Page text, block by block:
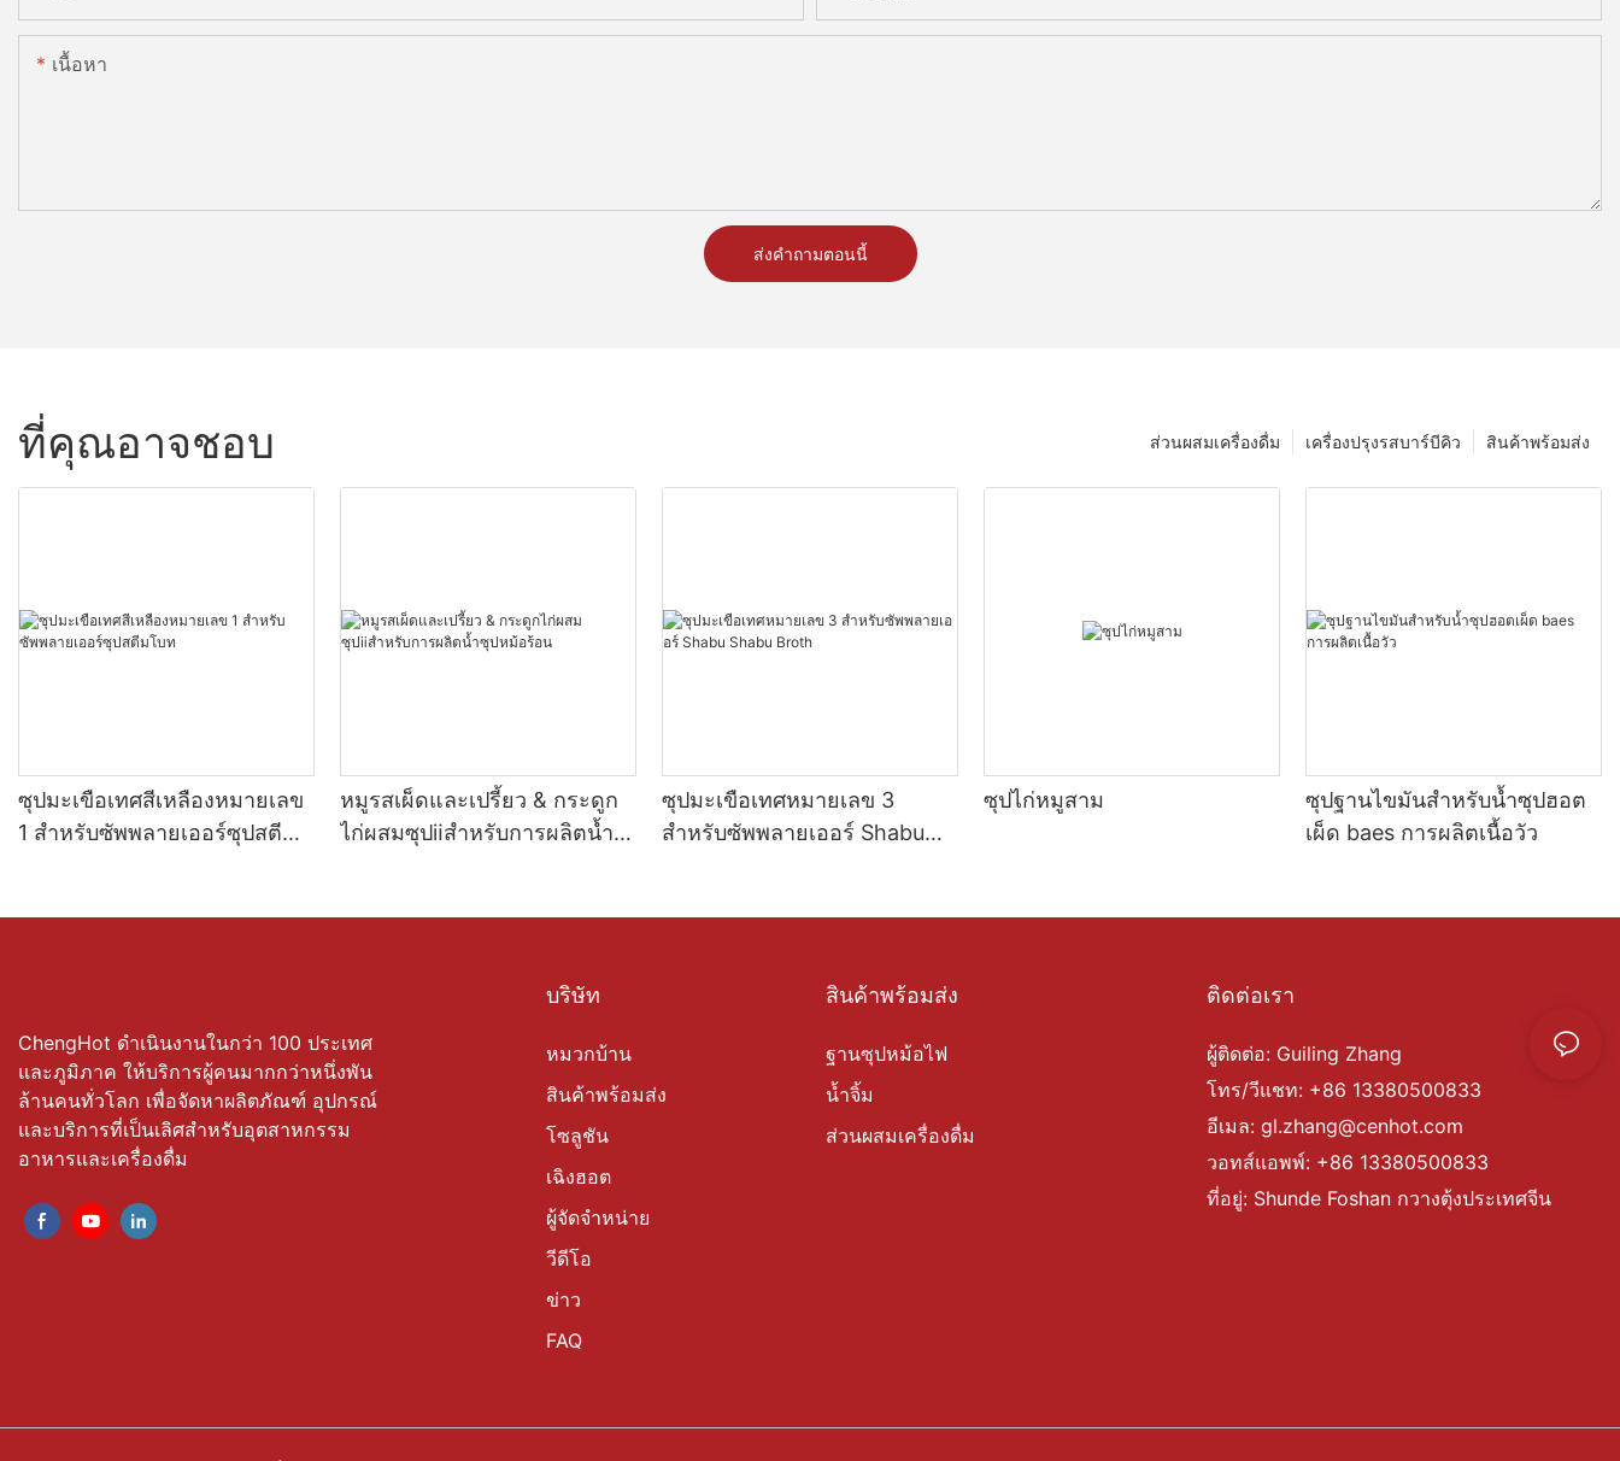
เนื้อหา
ส่งคำถามตอนนี้
ที่คุณอาจชอบ สินค้าพร้อมส่ง
เครื่องปรุงรสบาร์บีคิว
ส่วนผสมเครื่องดื่ม
ซุปมะเขือเทศสีเหลืองหมายเลข
1 สำหรับซัพพลายเออร์ซุปสตีม
หมูรสเผ็ดและเปรี้ยว & กระดูก
ไก่ผสมซุปⅱสำหรับการผลิตน้ำ
ซุปมะเขือเทศหมายเลข 3
สำหรับซัพพลายเออร์ Shabu
ซุปไก่หมูสาม
ซุปฐานไขมันสำหรับน้ำซุปฮอต
เผ็ด baes การผลิตเนื้อวัว
ChengHot ดำเนินงานในกว่า 100 ประเทศ
และภูมิภาค ให้บริการผู้คนมากกว่าหนึ่งพัน
ล้านคนทั่วโลก เพื่อจัดหาผลิตภัณฑ์ อุปกรณ์
และบริการที่เป็นเลิศสำหรับอุตสาหกรรม
อาหารและเครื่องดื่ม
บริษัท
หมวกบ้าน
สินค้าพร้อมส่ง
โซลูชัน
เฉิงฮอต
ผู้จัดจำหน่าย
วีดีโอ
ข่าว
FAQ
สินค้าพร้อมส่ง
ฐานซุปหม้อไฟ
น้ำจิ้ม
ส่วนผสมเครื่องดื่ม
ติดต่อเรา
ผู้ติดต่อ: Guiling Zhang
โทร/วีแชท: +86 13380500833
อีเมล: gl.zhang@cenhot.com
วอทส์แอพพ์: +86 13380500833
ที่อยู่: Shunde Foshan กวางตุ้งประเทศจีน